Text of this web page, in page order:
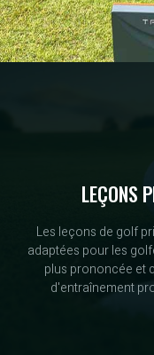
LEÇONS
Les leçons de golf
adaptées pour les
plus prononcée et
d'entraînement